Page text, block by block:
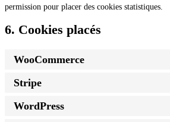
permission pour placer des cookies statistiques.
6. Cookies placés
WooCommerce
Stripe
WordPress